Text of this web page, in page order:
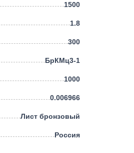
1500
1.8
300
БрКМц3-1
1000
0.006966
Лист бронзовый
Россия